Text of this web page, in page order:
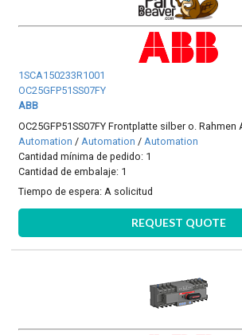
1SCA150233R1001
OC25GFP51SS07FY
ABB
OC25GFP51SS07FY Frontplatte silber o. Rahmen
Automation / Automation / Automation
Cantidad mínima de pedido: 1
Cantidad de embalaje: 1
Tiempo de espera: A solicitud
REQUEST QUOTE